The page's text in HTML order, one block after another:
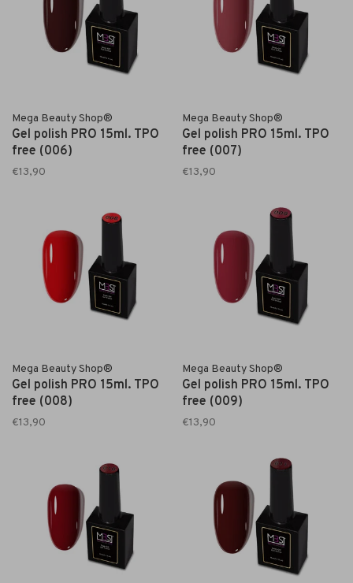
Mega Beauty Shop®
Gel polish PRO 15ml. TPO
free (006)
€13,90
Mega Beauty Shop®
Gel polish PRO 15ml. TPO
free (007)
€13,90
Mega Beauty Shop®
Gel polish PRO 15ml. TPO
free (008)
€13,90
Mega Beauty Shop®
Gel polish PRO 15ml. TPO
free (009)
€13,90